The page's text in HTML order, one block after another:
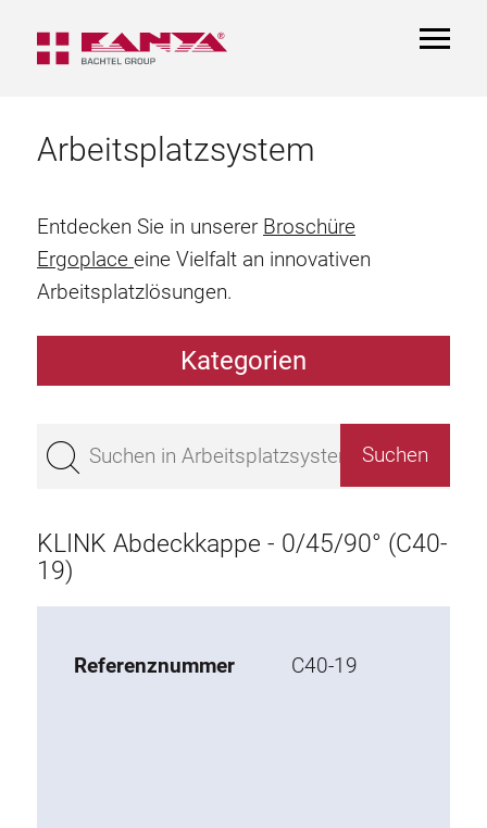
Arbeitsplatzsystem
Entdecken Sie in unserer Broschüre
Ergoplace eine Vielfalt an innovativen
Arbeitsplatzlösungen.
Kategorien
Tischplatte
Egänzende Elemente
KLINK Abdeckkappe - 0/45/90° (C40-
19)
Referenznummer C40-19